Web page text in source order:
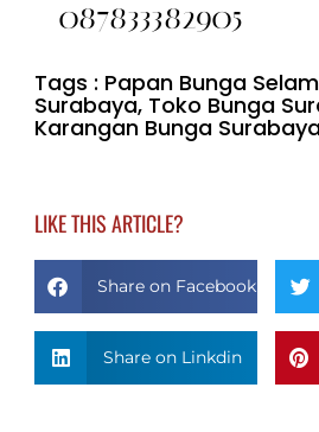
087833382905
Tags : Papan Bunga
Surabaya, Toko Bunga
Karangan Bunga
LIKE THIS ARTICLE?
Share on Facebook
Share on Linkdin